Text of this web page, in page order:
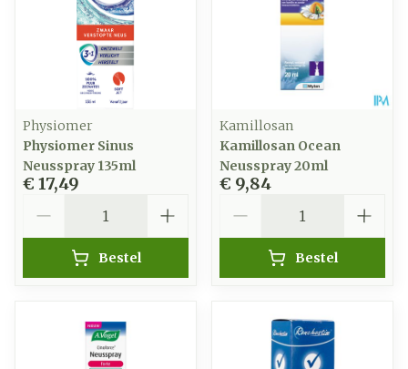
Physiomer
Physiomer Sinus
Neusspray 135ml
€ 17,49
Bestel
Kamillosan
Kamillosan Ocean
Neusspray 20ml
€ 9,84
Bestel